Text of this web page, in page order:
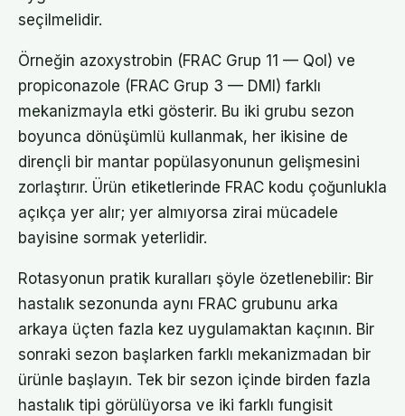
seçilmelidir.
Örneğin azoxystrobin (FRAC Grup 11 — QoI) ve
propiconazole (FRAC Grup 3 — DMI) farklı
mekanizmayla etki gösterir. Bu iki grubu sezon
boyunca dönüşümlü kullanmak, her ikisine de
dirençli bir mantar popülasyonunun gelişmesini
zorlaştırır. Ürün etiketlerinde FRAC kodu çoğunlukla
açıkça yer alır; yer almıyorsa zirai mücadele
bayisine sormak yeterlidir.
Rotasyonun pratik kuralları şöyle özetlenebilir: Bir
hastalık sezonunda aynı FRAC grubunu arka
arkaya üçten fazla kez uygulamaktan kaçının. Bir
sonraki sezon başlarken farklı mekanizmadan bir
ürünle başlayın. Tek bir sezon içinde birden fazla
hastalık tipi görülüyorsa ve iki farklı fungisit